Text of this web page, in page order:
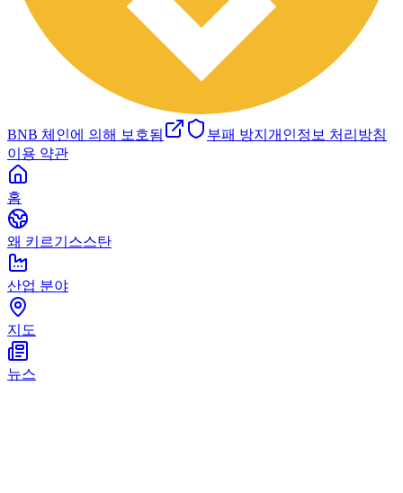
BNB 체인에 의해 보호됨 부패 방지 개인정보 처리방침
이용 약관
홈
왜 키르기스스탄
산업 분야
지도
뉴스